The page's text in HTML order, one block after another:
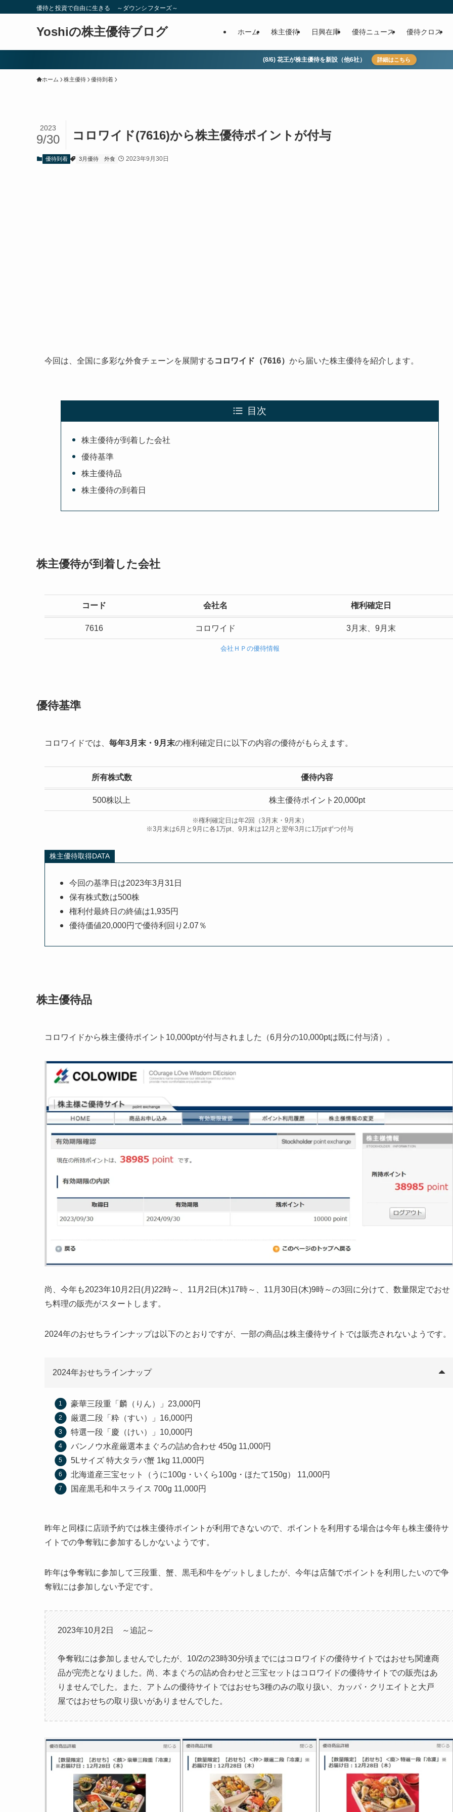
優待と投資で自由に生きる ～ダウンシフターズ～
Yoshiの株主優待ブログ ホーム 株主優待 日興在庫 優待ニュース 優待クロス
(8/6) 花王が株主優待を新設（他6社） 詳細はこちら
ホーム 株主優待 優待到着
コロワイド(7616)から株主優待ポイントが付与
2023
9/30
優待到着 3月優待 外食 2023年9月30日
今回は、全国に多彩な外食チェーンを展開する コロワイド（7616） から届いた株主優待を紹介します。
目次
株主優待が到着した会社
優待基準
株主優待品
株主優待の到着日
株主優待が到着した会社
コード 会社名 権利確定日
7616 コロワイド 3月末、9月末
会社ＨＰの優待情報
優待基準
コロワイドでは、 毎年3月末・9月末の権利確定日に以下の内容の優待がもらえます。
所有株式数 優待内容
500株以上 株主優待ポイント20,000pt
※権利確定日は年2回（3月末・9月末）
※3月末は6月と9月に各1万pt、9月末は12月と翌年3月に1万ptずつ付与
株主優待取得DATA
今回の基準日は2023年3月31日
保有株式数は500株
権利付最終日の終値は1,935円
優待価値20,000円で優待利回り2.07％
株主優待品
コロワイドから株主優待ポイント10,000ptが付与されました（6月分の10,000ptは既に付与済）。
尚、今年も2023年10月2日(月)22時～、11月2日(木)17時～、11月30日(木)9時～の3回に分けて、数量限定でおせ
ち料理の販売がスタートします。
2024年のおせちラインナップは以下のとおりですが、一部の商品は株主優待サイトでは販売されないようです。
2024年おせちラインナップ
豪華三段重「麟（りん）」23,000円
厳選二段「粋（すい）」16,000円
特選一段「慶（けい）」10,000円
バンノウ水産厳選本まぐろの詰め合わせ 450g 11,000円
5Lサイズ 特大タラバ蟹 1kg 11,000円
北海道産三宝セット（うに100g・いくら100g・ほたて150g） 11,000円
国産黒毛和牛スライス 700g 11,000円
昨年と同様に店頭予約では株主優待ポイントが利用できないので、ポイントを利用する場合は今年も株主優待サ
イトでの争奪戦に参加するしかないようです。
昨年は争奪戦に参加して三段重、蟹、黒毛和牛をゲットしましたが、今年は店舗でポイントを利用したいので争
奪戦には参加しない予定です。
2023年10月2日 ～追記～
争奪戦には参加しませんでしたが、10/2の23時30分頃までにはコロワイドの優待サイトではおせち関連商
品が完売となりました。尚、本まぐろの詰め合わせと三宝セットはコロワイドの優待サイトでの販売はあ
りませんでした。また、アトムの優待サイトではおせち3種のみの取り扱い、カッパ・クリエイトと大戸
屋ではおせちの取り扱いがありませんでした。